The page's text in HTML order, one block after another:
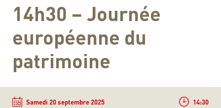
14h30 – Journée
européenne du
patrimoine
Samedi 20 septembre 2025 14:30